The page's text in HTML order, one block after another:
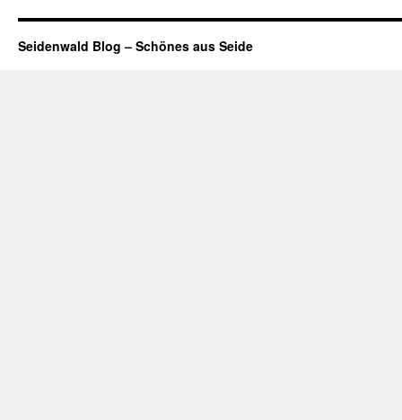
Seidenwald Blog – Schönes aus Seide